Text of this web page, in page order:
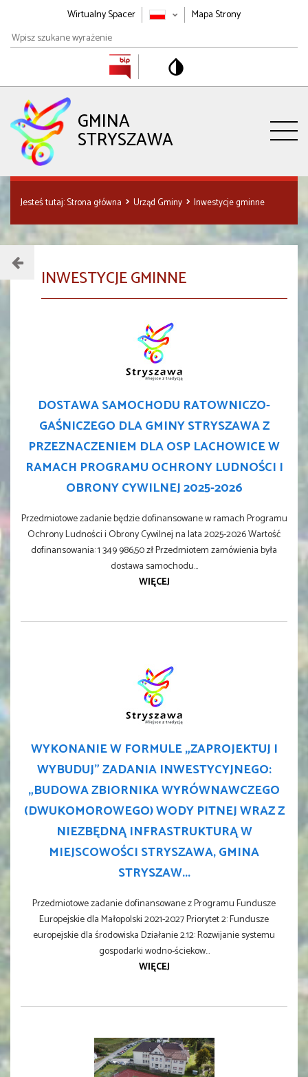
Wirtualny Spacer
Mapa Strony
Wpisz
szukane
GMINA
STRYSZAWA
Jesteś tutaj:Strona główna Urząd Gminy Inwestycje gminne
Menu
INWESTYCJE GMINNE
DOSTAWA SAMOCHODU RATOWNICZO-
GAŚNICZEGO DLA GMINY STRYSZAWA Z
PRZEZNACZENIEM DLA OSP LACHOWICE W
RAMACH PROGRAMU OCHRONY LUDNOŚCI I
OBRONY CYWILNEJ 2025-2026
Przedmiotowe zadanie będzie dofinansowane w ramach Programu
Ochrony Ludności i Obrony Cywilnej na lata 2025-2026 Wartość
dofinansowania: 1 349 986,50 zł Przedmiotem zamówienia była
dostawa samochodu...
WIĘCEJ
WYKONANIE W FORMULE „ZAPROJEKTUJ I
WYBUDUJ” ZADANIA INWESTYCYJNEGO:
„BUDOWA ZBIORNIKA WYRÓWNAWCZEGO
(DWUKOMOROWEGO) WODY PITNEJ WRAZ Z
NIEZBĘDNĄ INFRASTRUKTURĄ W
MIEJSCOWOŚCI STRYSZAWA, GMINA
STRYSZAW...
Przedmiotowe zadanie dofinansowane z Programu Fundusze
Europejskie dla Małopolski 2021-2027 Priorytet 2: Fundusze
europejskie dla środowiska Działanie 2.12: Rozwijanie systemu
gospodarki wodno-ściekow...
WIĘCEJ